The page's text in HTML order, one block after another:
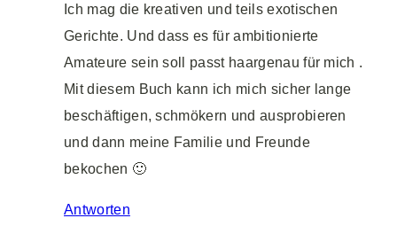
Ich mag die kreativen und teils exotischen
Gerichte. Und dass es für ambitionierte
Amateure sein soll passt haargenau für mich .
Mit diesem Buch kann ich mich sicher lange
beschäftigen, schmökern und ausprobieren
und dann meine Familie und Freunde
bekochen 🙂
Antworten